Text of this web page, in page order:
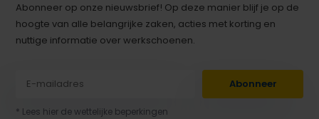
Abonneer op onze nieuwsbrief! Op deze manier blijf je op de
hoogte van alle belangrijke zaken, acties met korting en
nuttige informatie over werkschoenen.
Abonneer
* Lees hier de wettelijke beperkingen